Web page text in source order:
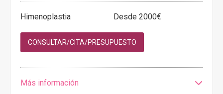
Himenoplastia Desde 2000€
CONSULTAR/CITA/PRESUPUESTO
Más información